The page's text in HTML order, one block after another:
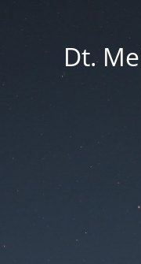
Dt.